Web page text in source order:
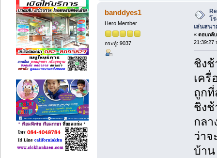
banddyes1
Hero Member
กระทู้: 9037
โ
เล่นสนา
« ตอบกลั
21:39:27
ชิงช้
เครื่
ถูกที่
ชิงช้
กลา
ว่าจ
บ้าน